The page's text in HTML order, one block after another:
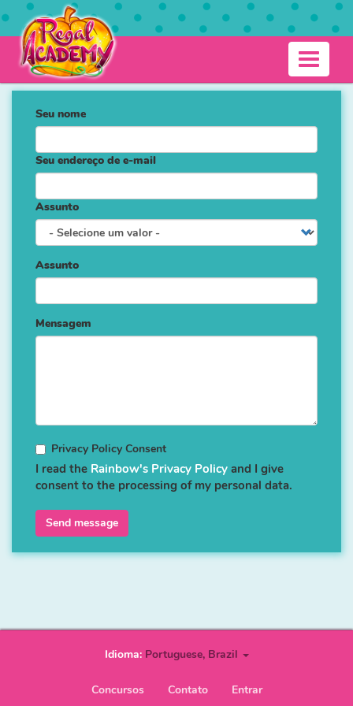
para
o
conteúdo
principal
Regal
Academy
Toggle
Entre
em
contato
Seu nome
Seu endereço de e-mail
Assunto
Assunto
Mensagem
Privacy Policy Consent
I read the Rainbow's Privacy Policy and I give
consent to the processing of my personal data.
Send message
Idioma: Portuguese, Brazil
Concursos Contato Entrar